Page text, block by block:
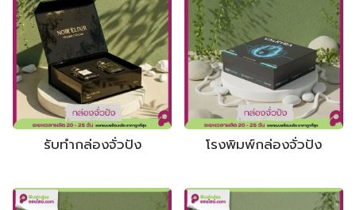
รับทำกล่องจั่วปัง โรงพิมพ์กล่องจั่วปัง